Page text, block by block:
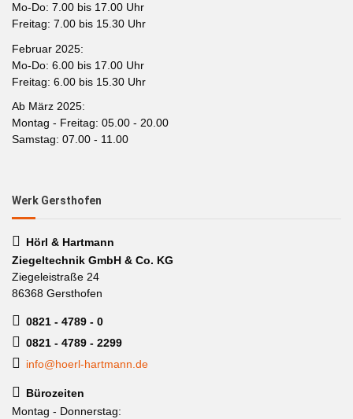
Mo-Do: 7.00 bis 17.00 Uhr
Freitag: 7.00 bis 15.30 Uhr
Februar 2025:
Mo-Do: 6.00 bis 17.00 Uhr
Freitag: 6.00 bis 15.30 Uhr
Ab März 2025:
Montag - Freitag: 05.00 - 20.00
Samstag: 07.00 - 11.00
Werk Gersthofen
Hörl & Hartmann
Ziegeltechnik GmbH & Co. KG
Ziegeleistraße 24
86368 Gersthofen
0821 - 4789 - 0
0821 - 4789 - 2299
info@hoerl-hartmann.de
Bürozeiten
Montag - Donnerstag: